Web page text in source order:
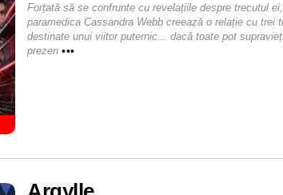
Forțată să se confrunte cu revelațiile despre trecutul ei,
paramedica Cassandra Webb creează o relație cu trei
destinate unui viitor puternic... dacă toate pot
prezen •••